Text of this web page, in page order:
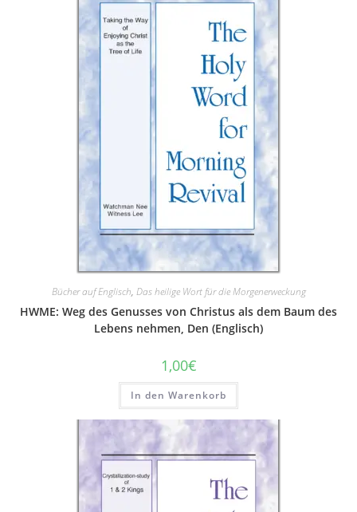
Bücher auf Englisch, Das heilige Wort für die Morgenerweckung
HWME: Weg des Genusses von Christus als dem Baum des
Lebens nehmen, Den (Englisch)
1,00€
In den Warenkorb